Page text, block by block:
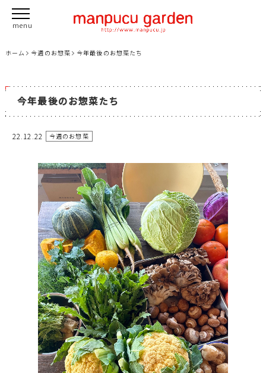
ホーム 今週のお惣菜 今年最後のお惣菜たち
今年最後のお惣菜たち
22.12.22 今週のお惣菜